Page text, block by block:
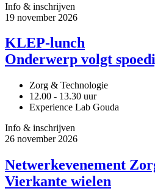
Info & inschrijven
19 november 2026
KLEP-lunch
Onderwerp volgt
Zorg & Technologie
12.00 - 13.30 uur
Experience Lab Gouda
Info & inschrijven
26 november 2026
Netwerkevenement
Vierkante wielen